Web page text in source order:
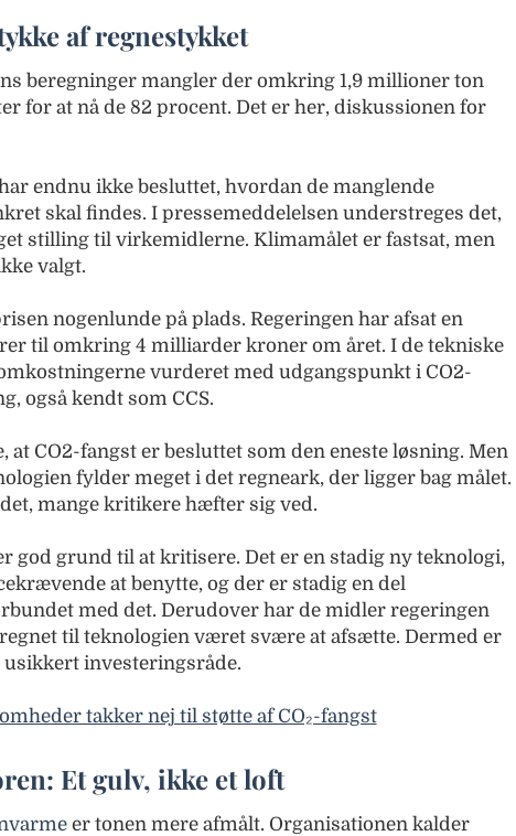
af regnestykket
beregninger mangler der omkring 1,9 millioner ton
for at nå de 82 procent. Det er her, diskussionen for
endnu ikke besluttet, hvordan de manglende
skal findes. I pressemeddelelsen understreges det,
stilling til virkemidlerne. Klimamålet er fastsat, men
valgt.
nogenlunde på plads. Regeringen har afsat en
til omkring 4 milliarder kroner om året. I de tekniske
vurderet med udgangspunkt i CO2-
også kendt som CCS.
at CO2-fangst er besluttet som den eneste løsning. Men
fylder meget i det regneark, der ligger bag målet.
mange kritikere hæfter sig ved.
god grund til at kritisere. Det er en stadig ny teknologi,
at benytte, og der er stadig en del
med det. Derudover har de midler regeringen
til teknologien været svære at afsætte. Dermed er
usikkert investeringsråde.
takker nej til støtte af CO₂-fangst
Et gulv, ikke et loft
er tonen mere afmålt. Organisationen kalder